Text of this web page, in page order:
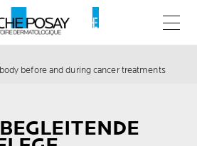
Menu
before and during cancer treatments